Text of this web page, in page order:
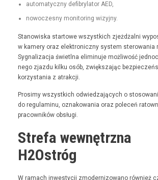
automaty­czny defi­bry­la­tor AED,
nowoczes­ny mon­i­tor­ing wizyjny.
Stanowiska star­towe wszys­t­kich zjeżdżal­ni
w kamery oraz elek­tron­iczny sys­tem sterowa­nia
Syg­nal­iza­c­ja świ­etl­na elimin­u­je możli­wość
nego zjaz­du kilku osób, zwięk­sza­jąc
korzys­ta­nia z atrakcji.
Prosimy wszys­t­kich odwiedza­ją­cych o
do reg­u­laminu, oznakowa­nia oraz pole­ceń
pra­cown­ików obsługi.
Strefa wewnętrzna
H2Ostróg
W ramach inwest­y­cji zmod­ern­i­zowano również